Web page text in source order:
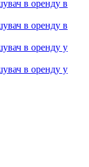
в оренду в
в оренду в
в оренду у
в оренду у